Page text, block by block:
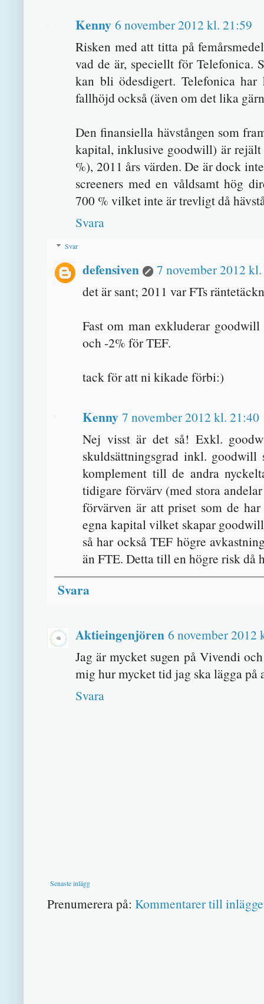
Kenny 6 november 2012 kl. 21:59
Risken med att titta på
vad de är, speciellt för Telefonica.
kan bli ödesdigert. Telefonica
fallhöjd också (även om det lika
Den finansiella hävstången som
kapital, inklusive goodwill) är
%), 2011 års värden. De är dock
screeners med en våldsamt hög
700 % vilket inte är trevligt då
Svara
Svar
defensiven
7 november 2012
det är sant; 2011 var FTs
Fast om man exkluderar
och -2% för TEF.
tack för att ni kikade förbi:)
Kenny 7 november 2012 kl. 21:40
Nej visst är det så! Exkl.
skuldsättningsgrad inkl. goodwill
komplement till de andra
tidigare förvärv (med stora
förvärven är att priset som de
egna kapital vilket skapar
så har också TEF högre
än FTE. Detta till en högre risk då
Svara
Aktieingenjören 6 november 2012
Jag är mycket sugen på Vivendi
mig hur mycket tid jag ska lägga på
Svara
Senaste inlägg
Prenumerera på: Kommentarer till